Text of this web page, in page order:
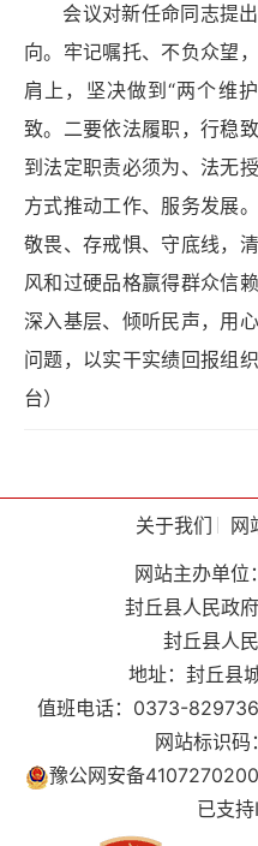
会议对新任命同志提出
向。牢记嘱托、不负众望
肩上，坚决做到“两个维
致。二要依法履职，行稳
到法定职责必须为、法无
方式推动工作、服务发展
敬畏、存戒惧、守底线，
风和过硬品格赢得群众信
深入基层、倾听民声，用
问题，以实干实绩回报组
台）
关于我们 网
网站主办单位
封丘县人民政
封丘县人
地址：封丘县
值班电话：0373-
网站标识
豫公网安备
已支